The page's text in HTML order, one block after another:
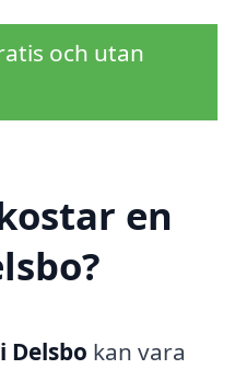
och utan
en
Delsbo kan vara